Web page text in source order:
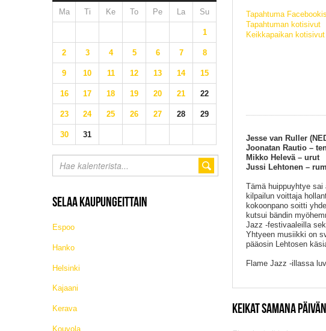
Tapahtuma
Tapahtuman kotisivut
Keikkapaikan kotisivut
Jesse van Ruller
Joonatan Rautio –
Mikko Helevä – urut
Jussi Lehtonen –
Tämä huippuyhtye
kilpailun voittaja
kokoonpano soitti
kutsui bändin
Jazz -festivaaleilla
Yhtyeen musiikki on
pääosin Lehtosen
Flame Jazz -illassa
KEIKAT SAMANA
Ma Ti Ke To Pe La Su
1
2 3 4 5 6 7 8
9 10 11 12 13 14 15
16 17 18 19 20 21 22
23 24 25 26 27 28 29
30 31
SELAA KAUPUNGEITTAIN
Espoo
Hanko
Helsinki
Kajaani
Kerava
Kouvola